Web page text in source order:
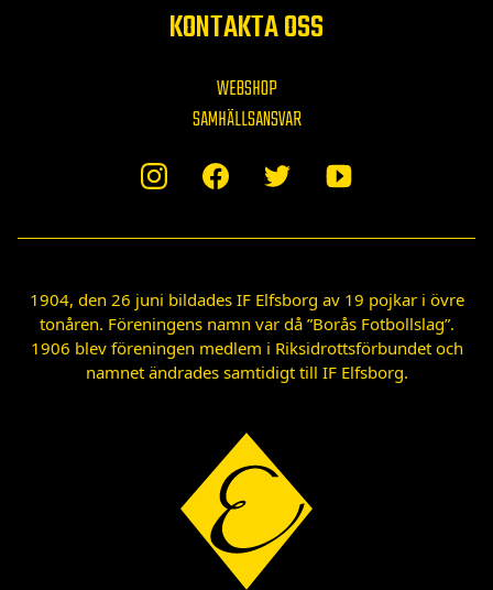
KONTAKTA OSS
WEBSHOP
SAMHÄLLSANSVAR
1904, den 26 juni bildades IF Elfsborg av 19 pojkar i övre
tonåren. Föreningens namn var då ”Borås Fotbollslag”.
1906 blev föreningen medlem i Riksidrottsförbundet och
namnet ändrades samtidigt till IF Elfsborg.